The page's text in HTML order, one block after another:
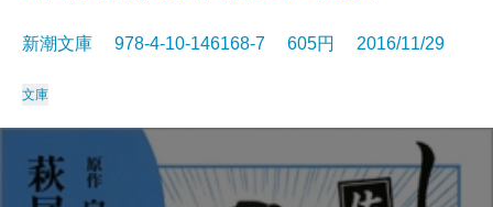
新潮文庫 978-4-10-146168-7 605円 2016/11/29
文庫